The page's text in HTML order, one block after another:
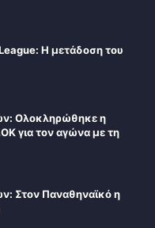
Η μετάδοση του
Ολοκληρώθηκε η
για τον αγώνα με τη
Στον Παναθηναϊκό η